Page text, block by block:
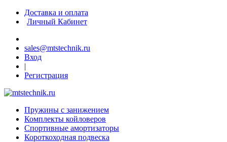
Доставка и оплата
Личный Кабинет
sales@mtstechnik.ru
Вход
|
Регистрация
Пружины с занижением
Комплекты койловеров
Спортивные амортизаторы
Короткоходная подвеска